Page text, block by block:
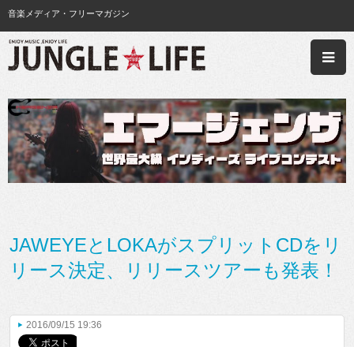
音楽メディア・フリーマガジン
JAWEYEとLOKAがスプリットCDをリ
リース決定、リリースツアーも発表！
2016/09/15 19:36